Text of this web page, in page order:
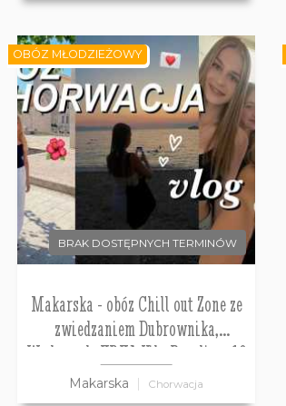
BRAK DOSTĘPNYCH TERMINÓW
Makarska - obóz Chill out Zone ze
zwiedzaniem Dubrownika,
Wodospady KRKA Vila Prpolino, 10
dni 12-17 lat
Makarska Chorwacja
OBÓZ MŁODZIEŻOWY